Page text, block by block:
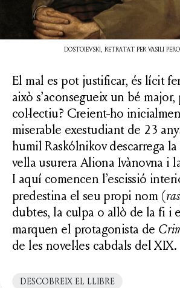
DOSTOIEVSKI, RETRATAT PER VASILI
El mal es pot justificar, és lícit
això s’aconsegueix un bé
col·lectiu? Creient-ho
miserable exestudiant de 23
humil Raskólnikov descarrega
vella usurera Aliona Ivànovna i
I aquí comencen l’escissió
predestina el seu propi nom (
dubtes, la culpa o allò de la fi i
marquen el protagonista de
de les novel·les cabdals del XIX.
DESCOBREIX EL LLIBRE